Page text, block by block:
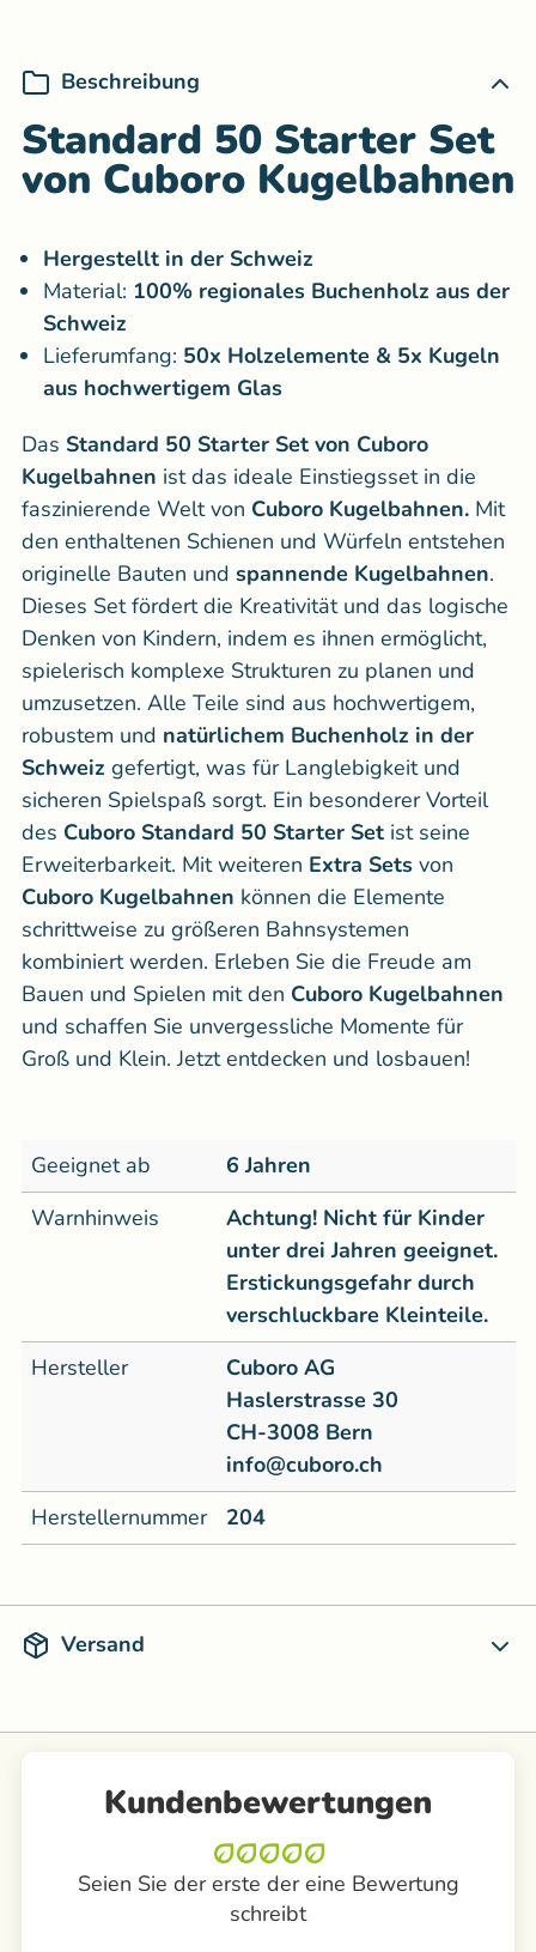
Beschreibung
Standard 50 Starter Set
von Cuboro Kugelbahnen
Hergestellt in der Schweiz
Material: 100% regionales Buchenholz aus der
Schweiz
Lieferumfang: 50x Holzelemente & 5x Kugeln
aus hochwertigem Glas
Das Standard 50 Starter Set von Cuboro
Kugelbahnen ist das ideale Einstiegsset in die
faszinierende Welt von Cuboro Kugelbahnen. Mit
den enthaltenen Schienen und Würfeln entstehen
originelle Bauten und spannende Kugelbahnen.
Dieses Set fördert die Kreativität und das logische
Denken von Kindern, indem es ihnen ermöglicht,
spielerisch komplexe Strukturen zu planen und
umzusetzen. Alle Teile sind aus hochwertigem,
robustem und natürlichem Buchenholz in der
Schweiz gefertigt, was für Langlebigkeit und
sicheren Spielspaß sorgt. Ein besonderer Vorteil
des Cuboro Standard 50 Starter Set ist seine
Erweiterbarkeit. Mit weiteren Extra Sets von
Cuboro Kugelbahnen können die Elemente
schrittweise zu größeren Bahnsystemen
kombiniert werden. Erleben Sie die Freude am
Bauen und Spielen mit den Cuboro Kugelbahnen
und schaffen Sie unvergessliche Momente für
Groß und Klein. Jetzt entdecken und losbauen!
Geeignet ab
6 Jahren
Warnhinweis
Achtung! Nicht für Kinder
unter drei Jahren geeignet.
Erstickungsgefahr durch
verschluckbare Kleinteile.
Hersteller
Cuboro AG
Haslerstrasse 30
CH-3008 Bern
info@cuboro.ch
Herstellernummer
204
Versand
Kundenbewertungen
Seien Sie der erste der eine Bewertung
schreibt